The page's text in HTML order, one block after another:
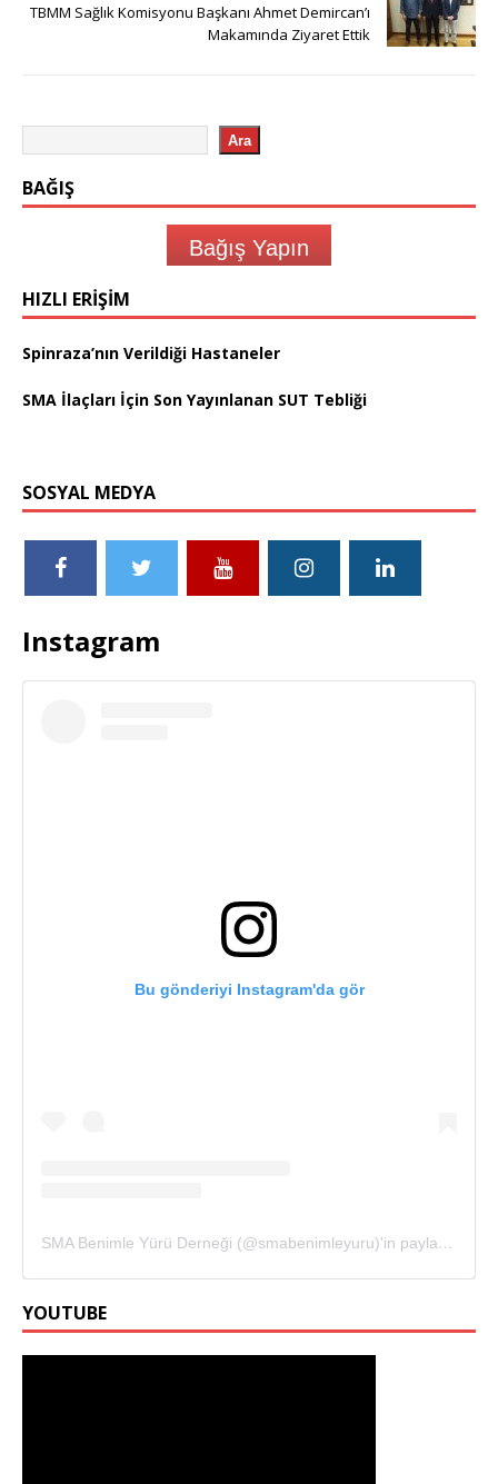
TBMM Sağlık Komisyonu Başkanı Ahmet Demircan’ı
Makamında Ziyaret Ettik
Ara
BAĞIŞ
Bağış Yapın
HIZLI ERIŞIM
Spinraza’nın Verildiği Hastaneler
SMA İlaçları İçin Son Yayınlanan SUT Tebliği
SOSYAL MEDYA
Instagram
Bu gönderiyi Instagram'da gör
SMA Benimle Yürü Derneği (@smabenimleyuru)'in paylaştığı bir gönderi
YOUTUBE